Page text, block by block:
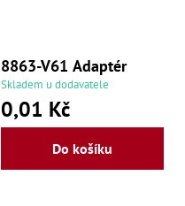
8863-V61 Adaptér
Skladem u dodavatele
0,01 Kč
Do košíku